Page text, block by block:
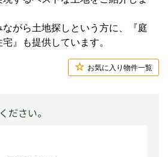
ながら土地探しという方に、『庭
』も提供しています。
お気に入り物件一覧
さい。